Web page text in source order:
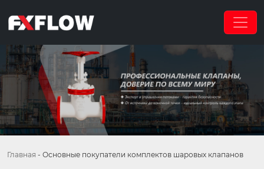
Главная - Основные покупатели комплектов шаровых клапанов